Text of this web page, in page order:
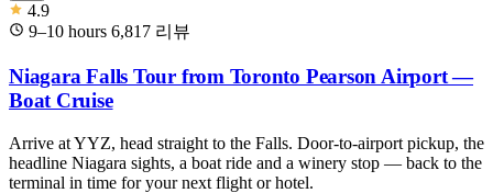
4.9
9–10 hours 6,817 리뷰
Niagara Falls Tour from Toronto Pearson Airport —
Boat Cruise
Arrive at YYZ, head straight to the Falls. Door-to-airport pickup, the
headline Niagara sights, a boat ride and a winery stop — back to the
terminal in time for your next flight or hotel.